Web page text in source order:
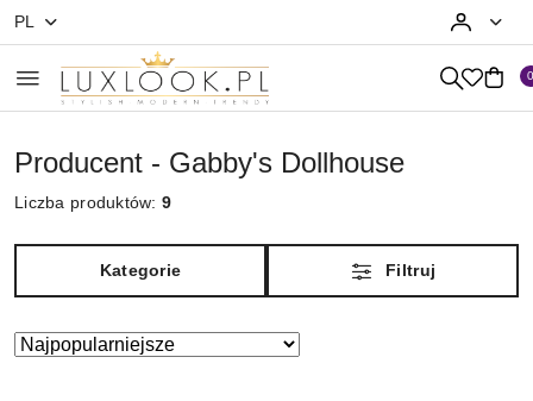
Przejdź do treści głównej
Przejdź do wyszukiwarki
Przejdź do moje konto
Przejdź do menu głównego
Przejdź do stopki
0
PL
Producent - Gabby's Dollhouse
Liczba produktów:9
Kategorie Filtruj
Zastosowano
Sortuj